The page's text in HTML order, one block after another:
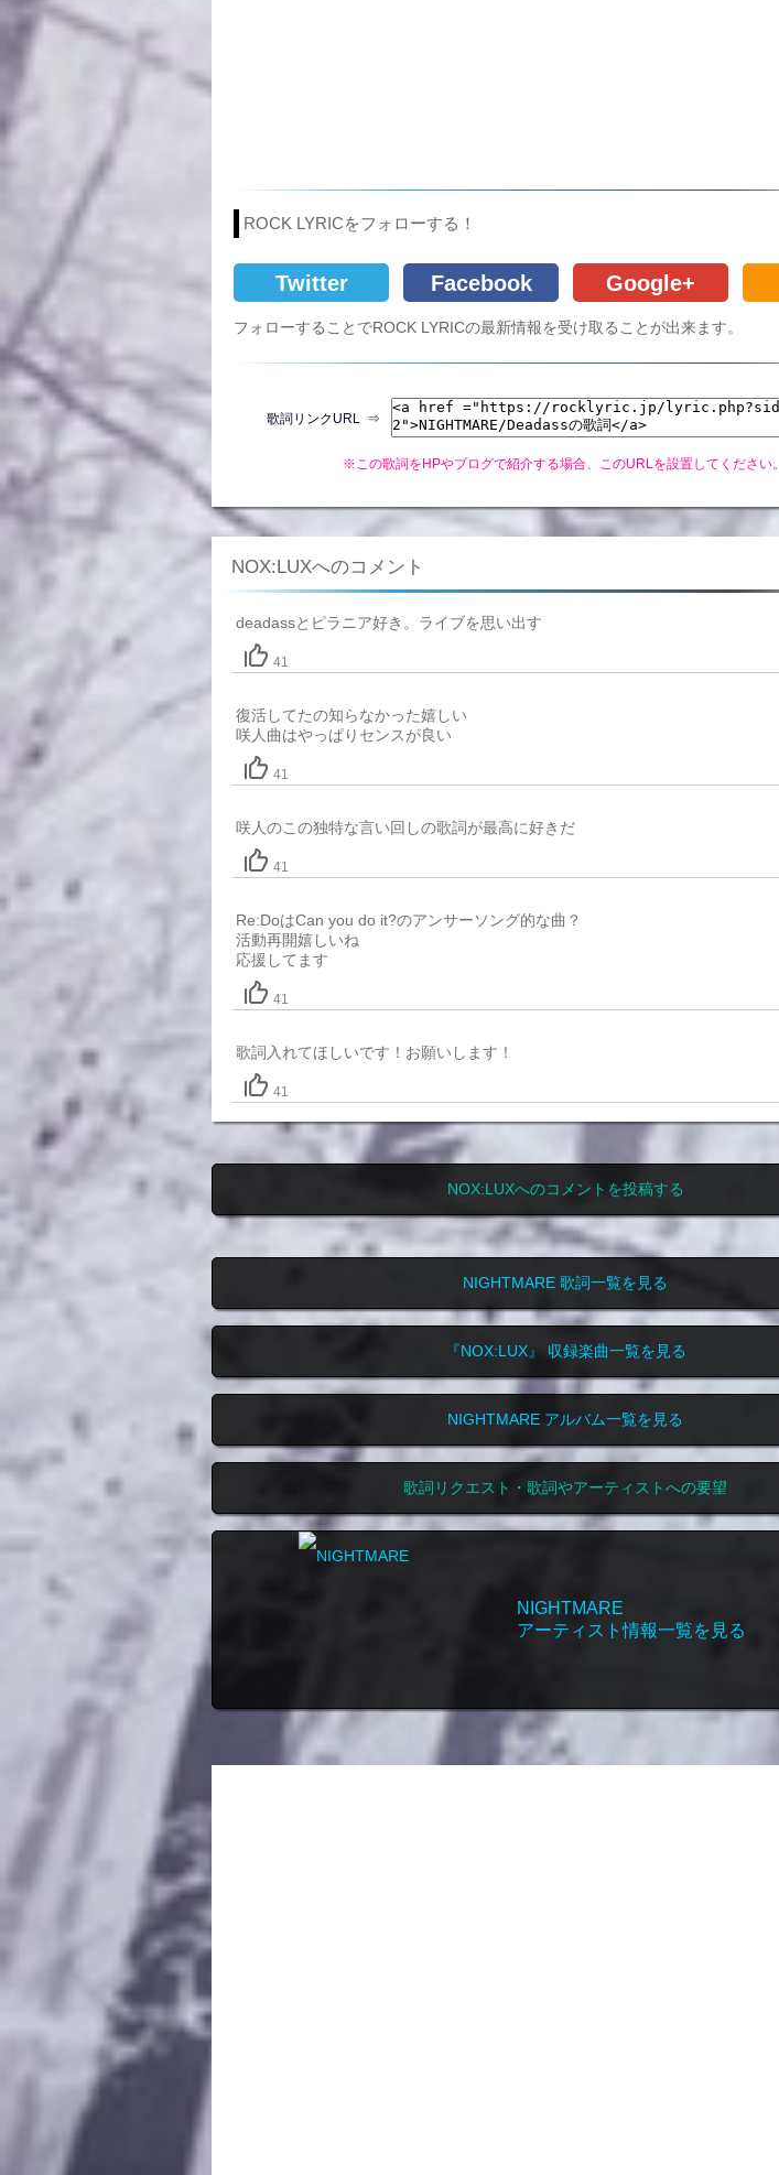
ROCK LYRICをフォローする！
Twitter Facebook Google+
フォローすることでROCK LYRICの最新情報を受け取ることが出来ます。
歌詞リンクURL ⇒
※この歌詞をHPやブログで紹介する場合、このURLを設置してください。
NOX:LUXへのコメント
deadassとピラニア好き。ライブを思い出す
41
復活してたの知らなかった嬉しい
咲人曲はやっぱりセンスが良い
41
咲人のこの独特な言い回しの歌詞が最高に好きだ
41
Re:DoはCan you do it?のアンサーソング的な曲？
活動再開嬉しいね
応援してます
41
歌詞入れてほしいです！お願いします！
41
NOX:LUXへのコメントを投稿する
NIGHTMARE 歌詞一覧を見る
『NOX:LUX』 収録楽曲一覧を見る
NIGHTMARE アルバム一覧を見る
歌詞リクエスト・歌詞やアーティストへの要望
NIGHTMARE
アーティスト情報一覧を見る